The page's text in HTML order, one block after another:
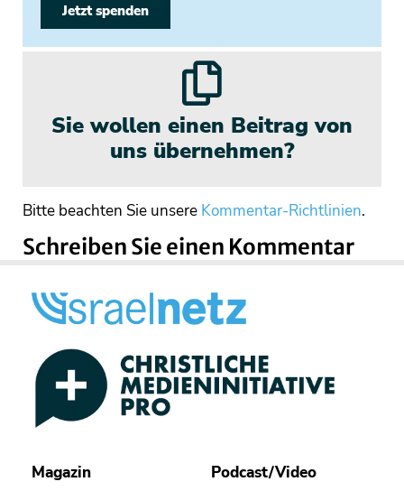
Jetzt spenden
Sie wollen einen Beitrag von
uns übernehmen?
Bitte beachten Sie unsere Kommentar-Richtlinien.
Schreiben Sie einen Kommentar
Magazin
Podcast/Video